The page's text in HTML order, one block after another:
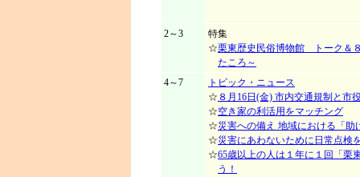
2～3
特集
☆栗東歴史民俗博物館 トーク＆
たころ～
4～7
トピック・ニュース
☆ ８月16日(金) 市内交通規制と市
☆空き家の利活用をマッチング
☆災害への備え 地域における「助
☆災害にあわないために日常点検
☆65歳以上の人は１年に１回「栗
う！